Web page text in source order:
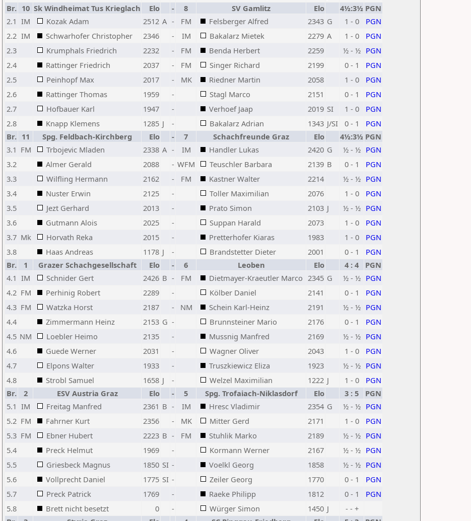
Br. 10 Sk Windheimat Tus Krieglach Elo - 8 SV Gamlitz Elo 4½:3½ PGN
2.1 IM Kozak Adam 2512 A - FM Felsberger Alfred 2343 G 1 - 0
PGN
2.2 IM Schwarhofer Christopher 2346 - IM Bakalarz Mietek 2279 A 1 - 0
PGN
2.3
Krumphals Friedrich 2232 - FM Benda Herbert 2259 ½ - ½ PGN
2.4
Rattinger Friedrich 2037 - FM Singer Richard 2199 0 - 1
PGN
2.5
Peinhopf Max 2017 - MK Riedner Martin 2058 1 - 0
PGN
2.6
Rattinger Thomas 1959 - Stagl Marco 2151 0 - 1
PGN
2.7
Hofbauer Karl 1947 - Verhoef Jaap 2019 SI 1 - 0
PGN
2.8
Knapp Klemens 1285 J - Bakalarz Adrian 1343 J/SI 0 - 1
PGN
Br. 11 Spg. Feldbach-Kirchberg Elo - 7 Schachfreunde Graz Elo 4½:3½ PGN
3.1 FM Trbojevic Mladen 2338 A - IM Handler Lukas 2420 G ½ - ½ PGN
3.2
Almer Gerald 2088 - WFM Teuschler Barbara 2139 B 0 - 1
PGN
3.3
Wilfling Hermann 2162 - FM Kastner Walter 2214 ½ - ½ PGN
3.4
Nuster Erwin 2125 - Toller Maximilian 2076 1 - 0
PGN
3.5
Jezt Gerhard 2013 - Prato Simon 2103 J ½ - ½ PGN
3.6
Gutmann Alois 2025 - Suppan Harald 2073 1 - 0
PGN
3.7 Mk Horvath Reka 2015 - Pretterhofer Kiaras 1983 1 - 0
PGN
3.8
Haas Andreas 1178 J - Brandstetter Dieter 2001 0 - 1
PGN
Br.
1 Grazer Schachgesellschaft Elo - 6 Leoben Elo 4 : 4
PGN
4.1 IM Schnider Gert 2426 B - FM Dietmayer-Kraeutler Marco 2345 G ½ - ½ PGN
4.2 FM Perhinig Robert 2289 - Kölber Daniel 2141 0 - 1
PGN
4.3 FM Watzka Horst 2187 - NM Schein Karl-Heinz 2191 ½ - ½ PGN
4.4
Zimmermann Heinz 2153 G - Brunnsteiner Mario 2176 0 - 1
PGN
4.5 NM Loebler Heimo 2135 - Mussnig Manfred 2169 ½ - ½ PGN
4.6
Guede Werner 2031 - Wagner Oliver 2043 1 - 0
PGN
4.7
Elpons Walter 1933 - Truszkiewicz Eliza 1923 ½ - ½ PGN
4.8
Strobl Samuel 1658 J - Welzel Maximilian 1222 J 1 - 0
PGN
Br.
2 ESV Austria Graz Elo - 5 Spg. Trofaiach-Niklasdorf Elo 3 : 5
PGN
5.1 IM Freitag Manfred 2361 B - IM Hresc Vladimir 2354 G ½ - ½ PGN
5.2 FM Fahrner Kurt 2356 - MK Mitter Gerd 2171 1 - 0
PGN
5.3 FM Ebner Hubert 2223 B - FM Stuhlik Marko 2189 ½ - ½ PGN
5.4
Preck Helmut 1969 - Kormann Werner 2167 ½ - ½ PGN
5.5
Griesbeck Magnus 1850 SI - Voelkl Georg 1858 ½ - ½ PGN
5.6
Vollprecht Daniel 1775 SI - Zeiler Georg 1770 0 - 1
PGN
5.7
Preck Patrick 1769 - Raeke Philipp 1812 0 - 1
PGN
5.8
Brett nicht besetzt 0 - Würger Simon 1450 J
- - +